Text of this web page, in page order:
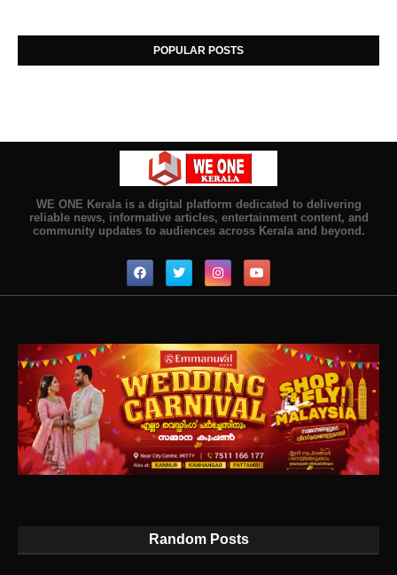
POPULAR POSTS
WE ONE Kerala is a digital platform dedicated to delivering
reliable news, informative articles, entertainment content, and
community updates to audiences across Kerala and beyond.
Random Posts